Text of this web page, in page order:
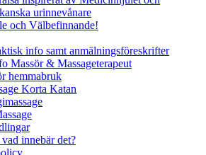
urinnevånare
och Välbefinnande!
info samt anmälningsföreskrifter
Massör & Massageterapeut
hemmabruk
Korta Katan
innebär det?